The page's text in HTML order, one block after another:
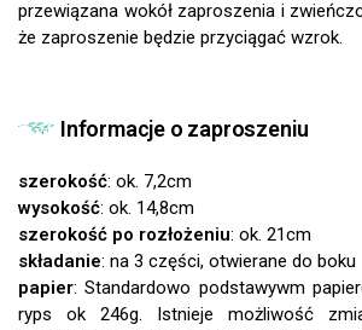
przewiązana wokół zaproszenia i
że zaproszenie będzie przyciągać wzrok.
Informacje o zaproszeniu
szerokość: ok. 7,2cm
wysokość: ok. 14,8cm
szerokość po rozłożeniu: ok. 21cm
składanie: na 3 części, otwierane do boku
papier: